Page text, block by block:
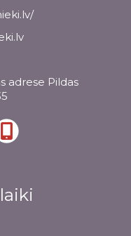
adrese Pildas